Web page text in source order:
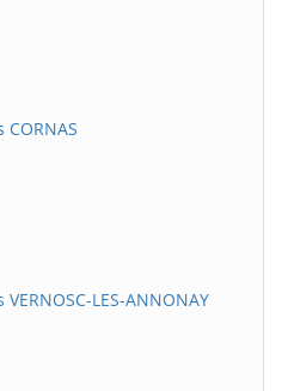
LES-ANNONAY